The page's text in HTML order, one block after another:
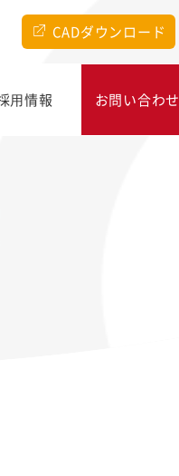
CADダウンロード
⽤情報 お問い合わせ